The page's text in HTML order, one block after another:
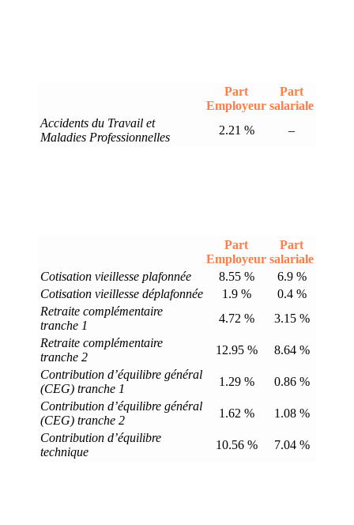
Part
Employeur
Part
salariale
Accidents du Travail et
Maladies Professionnelles
2.21 % –
Part
Employeur
Part
salariale
Cotisation vieillesse plafonnée
8.55 %
6.9 %
Cotisation vieillesse déplafonnée
1.9 %
0.4 %
Retraite complémentaire
tranche 1
4.72 %
3.15 %
Retraite complémentaire
tranche 2
12.95 %
8.64 %
Contribution d’équilibre général
(CEG) tranche 1
1.29 %
0.86 %
Contribution d’équilibre général
(CEG) tranche 2
1.62 %
1.08 %
Contribution d’équilibre
technique
10.56 % 7.04 %